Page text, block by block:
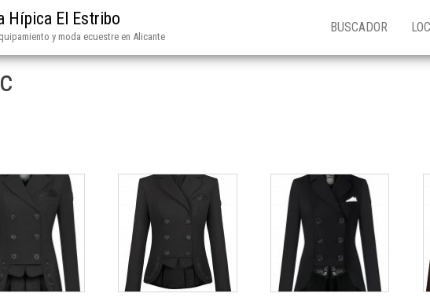
Hípica El Estribo
y moda ecuestre en Alicante
BUSCADOR